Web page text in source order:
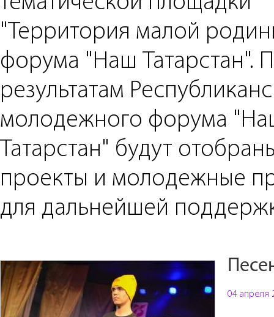
"Территория малой
форума "Наш Татарстан".
результатам
молодежного форума
Татарстан" будут
проекты и молодежные
для дальнейшей
04 апреля